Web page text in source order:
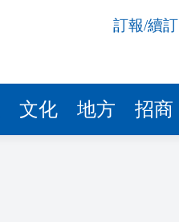
訂報/續訂
文化 地方 招商
20:31
20:42